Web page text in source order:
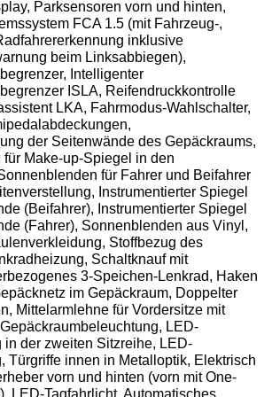
Parksensoren vorn und hinten,
FCA 1.5 (mit Fahrzeug-,
inklusive
beim Linksabbiegen),
Intelligenter
ISLA, Reifendruckkontrolle
LKA, Fahrmodus-Wahlschalter,
der Seitenwände des Gepäckraums,
für Make-up-Spiegel in den
für Fahrer und Beifahrer
Instrumentierter Spiegel
(Beifahrer), Instrumentierter Spiegel
(Fahrer), Sonnenblenden aus Vinyl,
Stoffbezug des
Schaltknauf mit
3-Speichen-Lenkrad, Haken
im Gepäckraum, Doppelter
Mittelarmlehne für Vordersitze mit
LED-
in der zweiten Sitzreihe, LED-
Türgriffe innen in Metalloptik, Elektrisch
vorn und hinten (vorn mit One-
LED-Tagfahrlicht, Automatisches